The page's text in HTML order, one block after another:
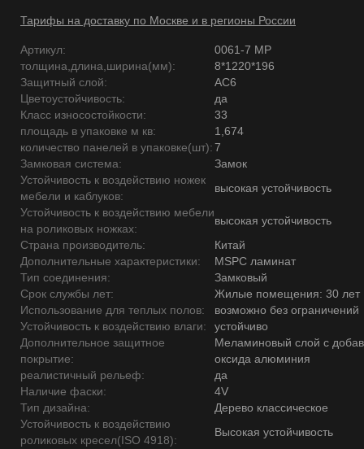
Тарифы на доставку по Москве и в регионы России
Артикул:
0061-7 MP
толщина,длина,ширина(мм):
8*1220*196
Защитный слой:
AC6
Цветоустойчивость:
да
Класс износостойкости:
33
площадь в упаковке м кв:
1,674
количество панелей в упаковке(шт):7
Замковая система:
Замок
Устойчивость к воздействию ножек
мебели и каблуков:
высокая устойчивость
Устойчивость к воздействию мебели
на роликовых ножках:
высокая устойчивость
Страна производитель:
Китай
Дополнительные характеристики:
MSPC ламинат
Тип соединения:
Замковый
Срок службы лет:
Жилые помещения: 30 лет
Использование для теплых полов:
возможно без ограничений
Устойчивость к воздействию влаги:
устойчиво
Дополнительное защитное
покрытие:
Меламиновый слой с
оксида алюминия
реалистичный рельеф:
да
Наличие фаски:
4V
Тип дизайна:
Дерево классическое
Устойчивость к воздействию
роликовых кресел(ISO 4918):
Высокая устойчивость